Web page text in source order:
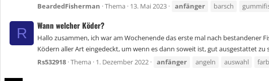
BeardedFisherman Thema 13. Mai 2023 anfänger barsch
R
Wann welcher Köder?
Hallo zusammen, ich war am Wochenende das erste mal nach bestandener
Ködern aller Art eingedeckt, um wenn es dann soweit ist, gut ausgestattet zu
Rs532918 Thema 1. Dezember 2022 anfänger angeln auswahl